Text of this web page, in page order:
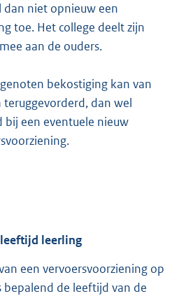
dan niet opnieuw een
toe. Het college deelt zijn
aan de ouders.
bekostiging kan van
dan wel
een eventuele nieuw
leerling
een vervoersvoorziening op
bepalend de leeftijd van de